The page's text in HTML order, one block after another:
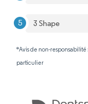
3 Shape
*Avis de non-responsabilité
particulier